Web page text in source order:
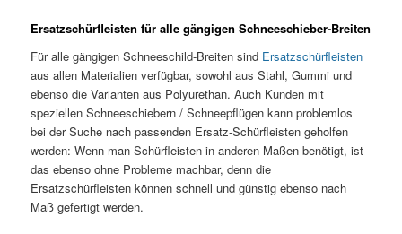
Ersatzschürfleisten für alle gängigen Schneeschieber-Breiten
Für alle gängigen Schneeschild-Breiten sind Ersatzschürfleisten
aus allen Materialien verfügbar, sowohl aus Stahl, Gummi und
ebenso die Varianten aus Polyurethan. Auch Kunden mit
speziellen Schneeschiebern / Schneepflügen kann problemlos
bei der Suche nach passenden Ersatz-Schürfleisten geholfen
werden: Wenn man Schürfleisten in anderen Maßen benötigt, ist
das ebenso ohne Probleme machbar, denn die
Ersatzschürfleisten können schnell und günstig ebenso nach
Maß gefertigt werden.